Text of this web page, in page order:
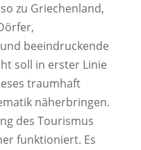
zu Griechenland,
beeindruckende
soll in erster Linie
traumhaft
näherbringen.
des Tourismus
funktioniert. Es